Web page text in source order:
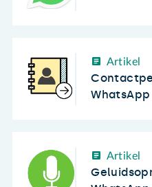
Artikel
WhatsApp
Artikel